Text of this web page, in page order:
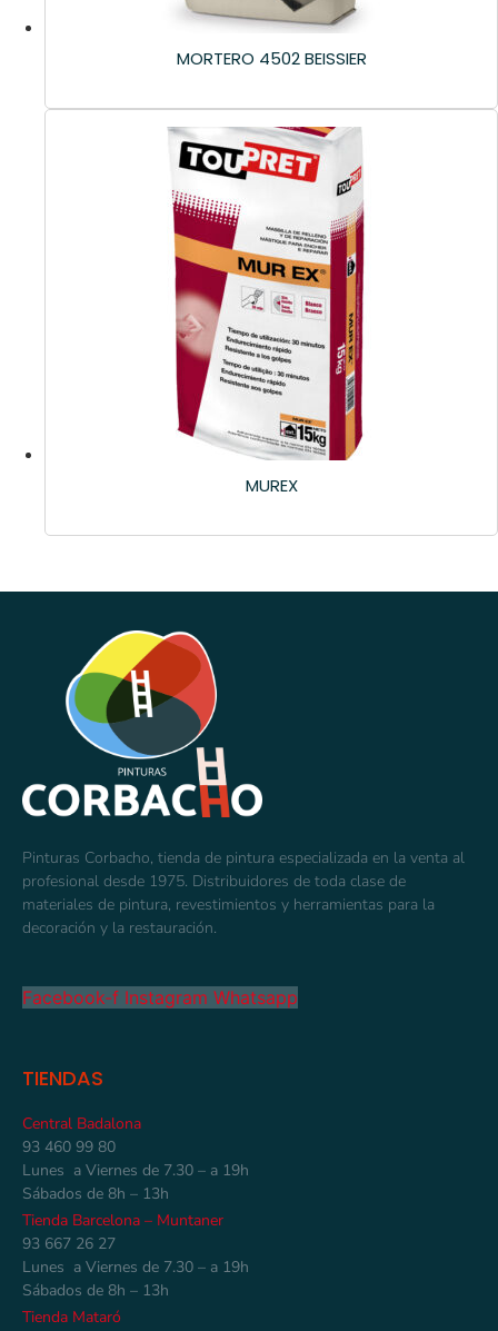
MORTERO 4502 BEISSIER
MUREX
Pinturas Corbacho, tienda de pintura especializada en la venta al
profesional desde 1975. Distribuidores de toda clase de
materiales de pintura, revestimientos y herramientas para la
decoración y la restauración.
Facebook-f Instagram Whatsapp
TIENDAS
Central Badalona
93 460 99 80
Lunes a Viernes de 7.30 – a 19h
Sábados de 8h – 13h
Tienda Barcelona – Muntaner
93 667 26 27
Lunes a Viernes de 7.30 – a 19h
Sábados de 8h – 13h
Tienda Mataró